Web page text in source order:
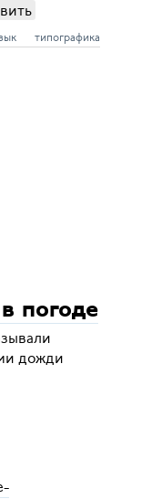
типографика
погоде
дожди